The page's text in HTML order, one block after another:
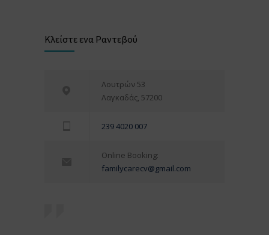
Κλείστε ενα Ραντεβού
Λουτρών 53
Λαγκαδάς, 57200
239 4020 007
Online Booking:
familycarecv@gmail.com